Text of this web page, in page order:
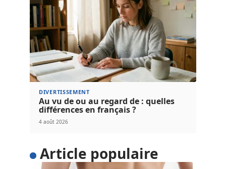
DIVERTISSEMENT
Au vu de ou au regard de : quelles
différences en français ?
4 août 2026
Article populaire